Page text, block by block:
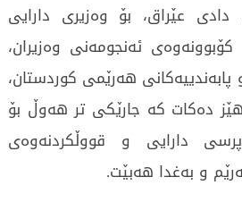
دادی عێراق، بۆ وەزیری دارایی
ئەنجومەنی وەزیران،
هەرێمی کوردستان،
دەکات کە جارێکی تر هەوڵ بۆ
دارایی و قووڵکردنەوەی
و بەغدا هەبێت.